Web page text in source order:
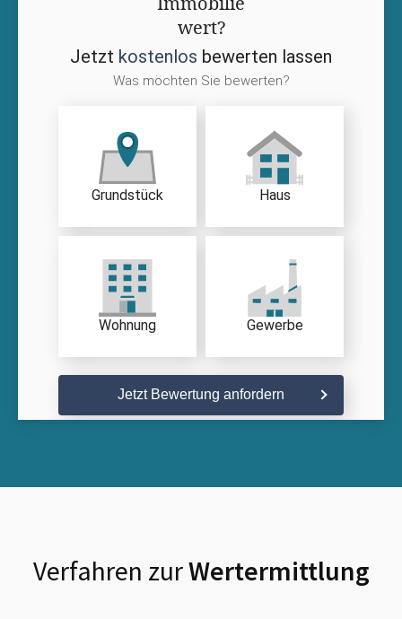
wert?
Jetzt kostenlos bewerten lassen
Was möchten Sie bewerten?
Grundstück Haus
Wohnung Gewerbe
Jetzt Bewertung anfordern
Verfahren zurWertermittlung